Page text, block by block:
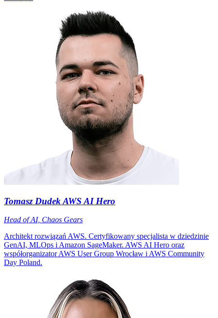
Tomasz DudekAWS AI Hero
Head of AI, Chaos Gears
Architekt rozwiązań AWS. Certyfikowany specjalista w dziedzinie
GenAI, MLOps i Amazon SageMaker. AWS AI Hero oraz
współorganizator AWS User Group Wrocław i AWS Community
Day Poland.